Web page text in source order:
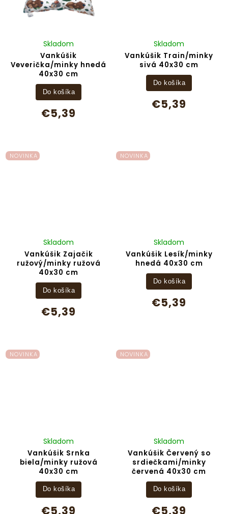
Vankúšik
Veverička/minky hnedá
40x30 cm
Skladom
€5,39
Do košíka
Vankúšik Train/minky
sivá 40x30 cm
Skladom
€5,39
Do košíka
NOVINKA
Vankúšik Zajačik
ružový/minky ružová
40x30 cm
Skladom
€5,39
Do košíka
NOVINKA
Vankúšik Lesík/minky
hnedá 40x30 cm
Skladom
€5,39
Do košíka
NOVINKA
Vankúšik Srnka
biela/minky ružová
40x30 cm
Skladom
€5,39
Do košíka
NOVINKA
Vankúšik Červený so
srdiečkami/minky
červená 40x30 cm
Skladom
€5,39
Do košíka